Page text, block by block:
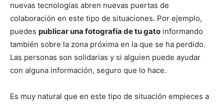
Gatos
nuevas tecnologías abren nuevas puertas de
colaboración en este tipo de situaciones. Por ejemplo,
puedes publicar una fotografía de tu gato informando
también sobre la zona próxima en la que se ha perdido.
Las personas son solidarias y si alguien puede ayudar
con alguna información, seguro que lo hace.
Es muy natural que en este tipo de situación empieces a